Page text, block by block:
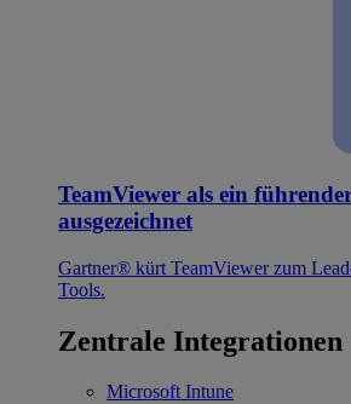
TeamViewer als ein
ausgezeichnet
Gartner® kürt TeamViewer zum
Tools.
Zentrale Integrationen
Microsoft Intune